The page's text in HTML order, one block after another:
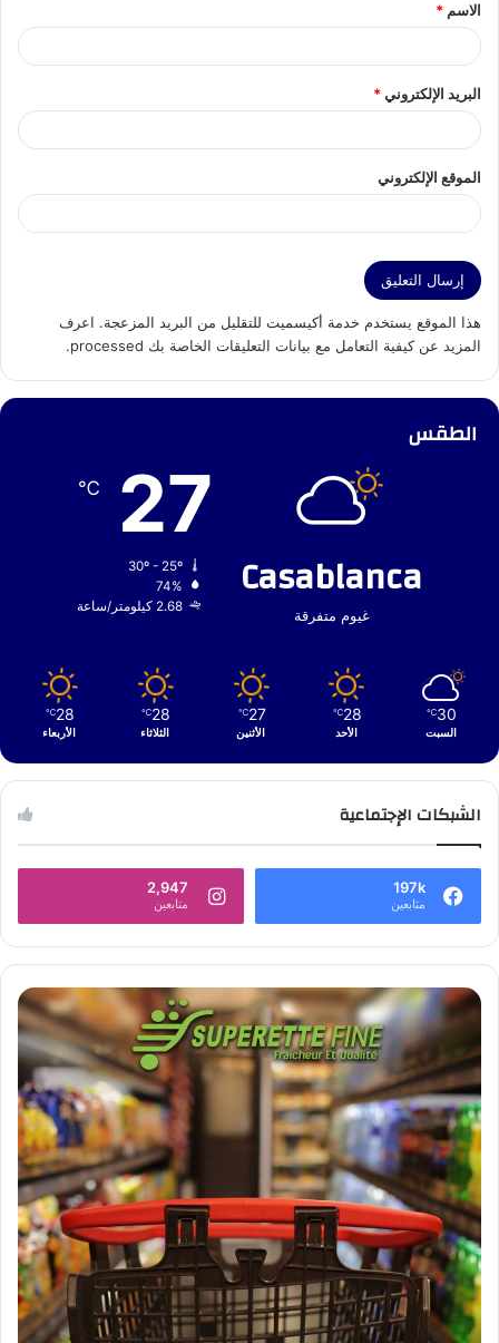
*
الاسم *
البريد الإلكتروني*
الموقع الإلكتروني
هذا الموقع يستخدم خدمة أكيسميت للتقليل من البريد المزعجة. اعرف
المزيد عن كيفية التعامل مع بيانات التعليقات الخاصة بك processed
.
الطقس
Casablanca
غيوم متفرقة
27
℃
74%
2.68 كيلومتر/ساعة
30
℃
السبت
28
℃
الأحد
27
℃
الأثنين
28
℃
الثلاثاء
28
℃
الأربعاء
الشبكات الإجتماعية
197k
متابعين
2,947
متابعين